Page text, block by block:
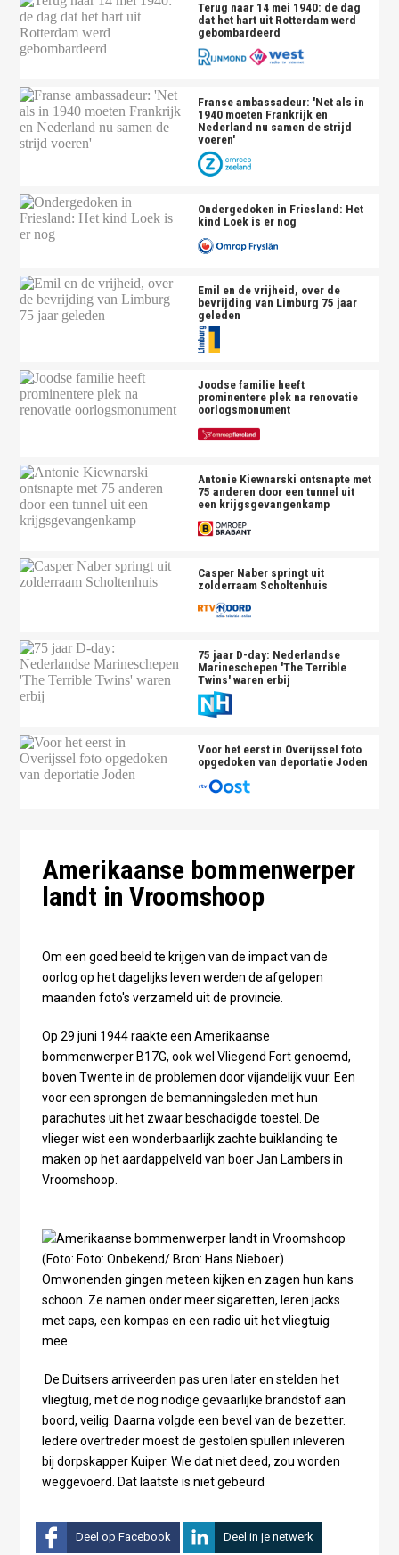
Terug naar 14 mei 1940: de dag
dat het hart uit Rotterdam werd
gebombardeerd
Franse ambassadeur: 'Net als in
1940 moeten Frankrijk en
Nederland nu samen de strijd
voeren'
Ondergedoken in Friesland: Het
kind Loek is er nog
Emil en de vrijheid, over de
bevrijding van Limburg 75 jaar
geleden
Joodse familie heeft
prominentere plek na renovatie
oorlogsmonument
Antonie Kiewnarski ontsnapte met
75 anderen door een tunnel uit
een krijgsgevangenkamp
Casper Naber springt uit
zolderraam Scholtenhuis
75 jaar D-day: Nederlandse
Marineschepen 'The Terrible
Twins' waren erbij
Voor het eerst in Overijssel foto
opgedoken van deportatie Joden
Amerikaanse bommenwerper
landt in Vroomshoop
Om een goed beeld te krijgen van de impact van de
oorlog op het dagelijks leven werden de afgelopen
maanden foto's verzameld uit de provincie.
Op 29 juni 1944 raakte een Amerikaanse
bommenwerper B17G, ook wel Vliegend Fort genoemd,
boven Twente in de problemen door vijandelijk vuur. Een
voor een sprongen de bemanningsleden met hun
parachutes uit het zwaar beschadigde toestel. De
vlieger wist een wonderbaarlijk zachte buiklanding te
maken op het aardappelveld van boer Jan Lambers in
Vroomshoop.
Omwonenden gingen meteen kijken en zagen hun kans
schoon. Ze namen onder meer sigaretten, leren jacks
met caps, een kompas en een radio uit het vliegtuig
mee.
De Duitsers arriveerden pas uren later en stelden het
vliegtuig, met de nog nodige gevaarlijke brandstof aan
boord, veilig. Daarna volgde een bevel van de bezetter.
Iedere overtreder moest de gestolen spullen inleveren
bij dorpskapper Kuiper. Wie dat niet deed, zou worden
weggevoerd. Dat laatste is niet gebeurd
Deel op Facebook Deel in je netwerk